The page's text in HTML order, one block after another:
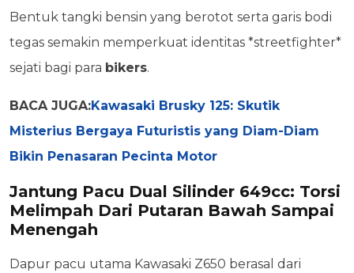
Bentuk tangki bensin yang berotot serta garis bodi
tegas semakin memperkuat identitas *streetfighter*
sejati bagi para bikers.
BACA JUGA:Kawasaki Brusky 125: Skutik
Misterius Bergaya Futuristis yang Diam-Diam
Bikin Penasaran Pecinta Motor
Jantung Pacu Dual Silinder 649cc: Torsi
Melimpah Dari Putaran Bawah Sampai
Menengah
Dapur pacu utama Kawasaki Z650 berasal dari